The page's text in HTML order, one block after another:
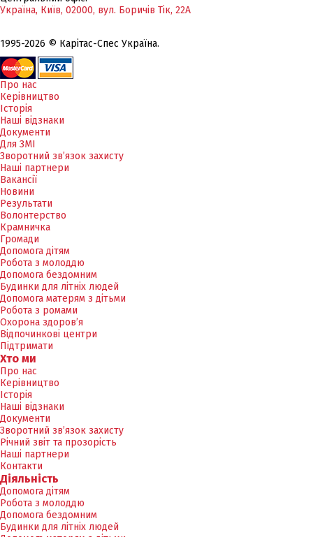
Україна, Київ, 02000, вул. Боричів Тік, 22А
1995-2026 © Карітас-Спес Україна.
Про нас
Керівництво
Історія
Наші відзнаки
Документи
Для ЗМІ
Зворотний зв’язок захисту
Наші партнери
Вакансії
Новини
Результати
Волонтерство
Крамничка
Громади
Допомога дітям
Робота з молоддю
Допомога бездомним
Будинки для літніх людей
Допомога матерям з дітьми
Робота з ромами
Охорона здоров’я
Відпочинкові центри
Підтримати
Хто ми
Про нас
Керівництво
Історія
Наші відзнаки
Документи
Зворотний зв’язок захисту
Річний звіт та прозорість
Наші партнери
Контакти
Діяльність
Допомога дітям
Робота з молоддю
Допомога бездомним
Будинки для літніх людей